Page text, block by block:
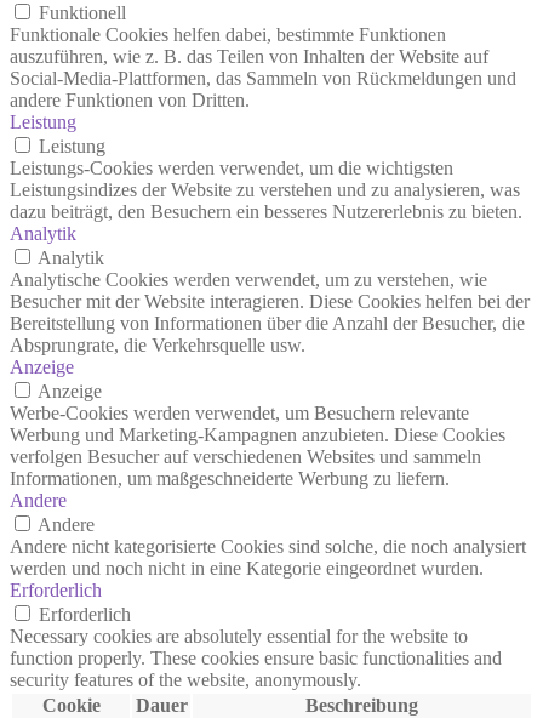
Funktionell
Funktionale Cookies helfen dabei, bestimmte Funktionen
auszuführen, wie z. B. das Teilen von Inhalten der Website auf
Social-Media-Plattformen, das Sammeln von Rückmeldungen und
andere Funktionen von Dritten.
Leistung
Leistung
Leistungs-Cookies werden verwendet, um die wichtigsten
Leistungsindizes der Website zu verstehen und zu analysieren, was
dazu beiträgt, den Besuchern ein besseres Nutzererlebnis zu bieten.
Analytik
Analytik
Analytische Cookies werden verwendet, um zu verstehen, wie
Besucher mit der Website interagieren. Diese Cookies helfen bei der
Bereitstellung von Informationen über die Anzahl der Besucher, die
Absprungrate, die Verkehrsquelle usw.
Anzeige
Anzeige
Werbe-Cookies werden verwendet, um Besuchern relevante
Werbung und Marketing-Kampagnen anzubieten. Diese Cookies
verfolgen Besucher auf verschiedenen Websites und sammeln
Informationen, um maßgeschneiderte Werbung zu liefern.
Andere
Andere
Andere nicht kategorisierte Cookies sind solche, die noch analysiert
werden und noch nicht in eine Kategorie eingeordnet wurden.
Erforderlich
Erforderlich
Necessary cookies are absolutely essential for the website to
function properly. These cookies ensure basic functionalities and
security features of the website, anonymously.
Cookie
Dauer Beschreibung